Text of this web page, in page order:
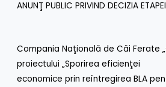
ANUNŢ PUBLIC PRIVIND DECIZIA
Compania Naţională de Căi Ferate
proiectului „Sporirea eficienţei
economice prin reîntregirea BLA